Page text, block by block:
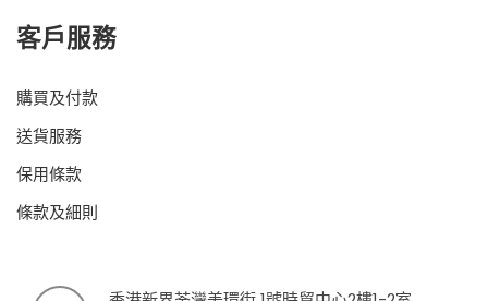
客戶服務
購買及付款
送貨服務
保用條款
條款及細則